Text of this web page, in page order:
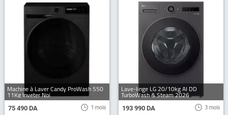
Machine à Laver Candy ProWash 550
11Kg Inveter Noi
75 490 DA 1 mois
Lave-linge LG 20/10kg AI DD
TurboWash & Steam 2026
193 990 DA 3 mois